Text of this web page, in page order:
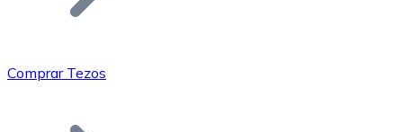
Comprar Tezos